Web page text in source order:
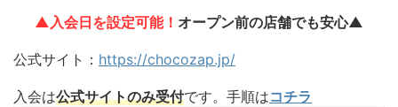
▲入会日を設定可能！ オープン前の店舗でも安心▲
公式サイト： https://chocozap.jp/
入会は公式サイトのみ受付です。手順はコチラ